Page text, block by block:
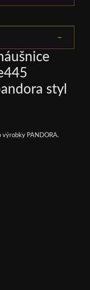
styl
výrobky PANDORA.